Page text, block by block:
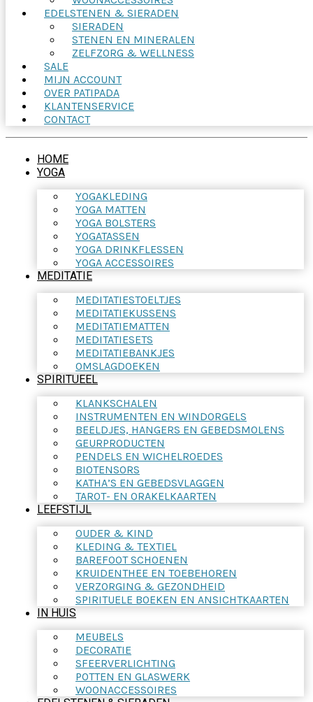
EDELSTENEN & SIERADEN
SIERADEN
STENEN EN MINERALEN
ZELFZORG & WELLNESS
SALE
MIJN ACCOUNT
OVER PATIPADA
KLANTENSERVICE
CONTACT
HOME
YOGA
YOGAKLEDING
YOGA MATTEN
YOGA BOLSTERS
YOGATASSEN
YOGA DRINKFLESSEN
YOGA ACCESSOIRES
MEDITATIE
MEDITATIESTOELTJES
MEDITATIEKUSSENS
MEDITATIEMATTEN
MEDITATIESETS
MEDITATIEBANKJES
OMSLAGDOEKEN
SPIRITUEEL
KLANKSCHALEN
INSTRUMENTEN EN WINDORGELS
BEELDJES, HANGERS EN GEBEDSMOLENS
GEURPRODUCTEN
PENDELS EN WICHELROEDES
BIOTENSORS
KATHA’S EN GEBEDSVLAGGEN
TAROT- EN ORAKELKAARTEN
LEEFSTIJL
OUDER & KIND
KLEDING & TEXTIEL
BAREFOOT SCHOENEN
KRUIDENTHEE EN TOEBEHOREN
VERZORGING & GEZONDHEID
SPIRITUELE BOEKEN EN ANSICHTKAARTEN
IN HUIS
MEUBELS
DECORATIE
SFEERVERLICHTING
POTTEN EN GLASWERK
WOONACCESSOIRES